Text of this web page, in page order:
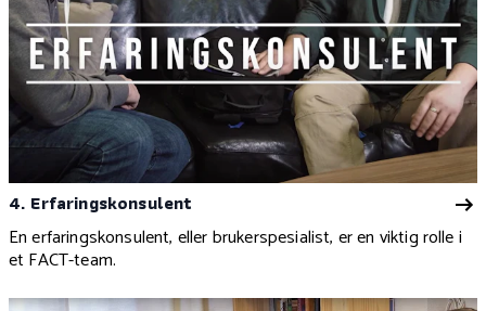
4. Erfaringskonsulent
En erfaringskonsulent, eller brukerspesialist, er en viktig rolle i
et FACT-team.